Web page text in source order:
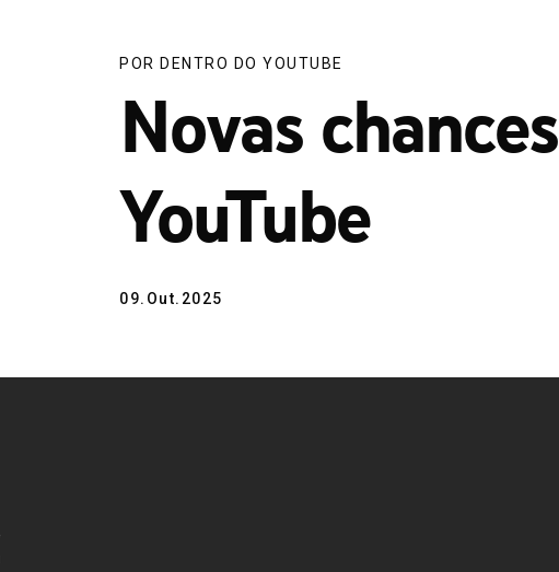
POR DENTRO DO YOUTUBE
Novas
YouTube
09.Out.2025